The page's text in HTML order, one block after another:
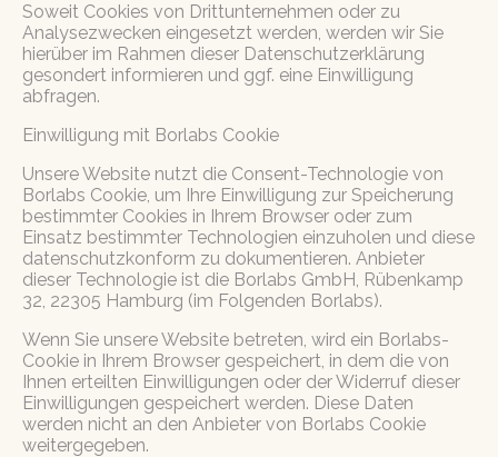
Soweit Cookies von Drittunternehmen oder zu
Analysezwecken eingesetzt werden, werden wir Sie
hierüber im Rahmen dieser Datenschutzerklärung
gesondert informieren und ggf. eine Einwilligung
abfragen.
Einwilligung mit Borlabs Cookie
Unsere Website nutzt die Consent-Technologie von
Borlabs Cookie, um Ihre Einwilligung zur Speicherung
bestimmter Cookies in Ihrem Browser oder zum
Einsatz bestimmter Technologien einzuholen und diese
datenschutzkonform zu dokumentieren. Anbieter
dieser Technologie ist die Borlabs GmbH, Rübenkamp
32, 22305 Hamburg (im Folgenden Borlabs).
Wenn Sie unsere Website betreten, wird ein Borlabs-
Cookie in Ihrem Browser gespeichert, in dem die von
Ihnen erteilten Einwilligungen oder der Widerruf dieser
Einwilligungen gespeichert werden. Diese Daten
werden nicht an den Anbieter von Borlabs Cookie
weitergegeben.